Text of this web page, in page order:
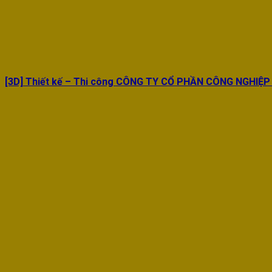
[3D] Thiết kế – Thi công CÔNG TY CỔ PHẦN CÔNG NGHIỆP